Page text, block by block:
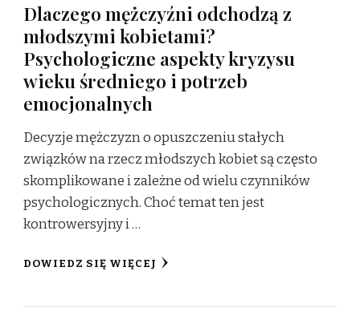
Dlaczego mężczyźni odchodzą z
młodszymi kobietami?
Psychologiczne aspekty kryzysu
wieku średniego i potrzeb
emocjonalnych
Decyzje mężczyzn o opuszczeniu stałych
związków na rzecz młodszych kobiet są często
skomplikowane i zależne od wielu czynników
psychologicznych. Choć temat ten jest
kontrowersyjny i …
DOWIEDZ SIĘ WIĘCEJ